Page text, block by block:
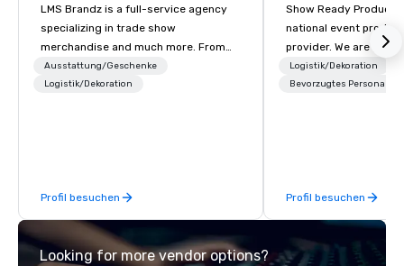
LMS Brandz is a full-service agency
specializing in trade show
merchandise and much more. From
booth giveaways and branded apparel
to executive gifting, displays,
years of industry experience and
commitment to exceptional customer
service set us apart. We deliver
smart, reliable solutions designed to
Ausstattung/Geschenke
Logistik/Dekoration
Profil besuchen
Show Ready
national event
provider. We are your
production partner
finish. Our team is
Logistik/Dekoration
Bevorzugtes Personal
Profil besuchen
Looking for more vendor options?